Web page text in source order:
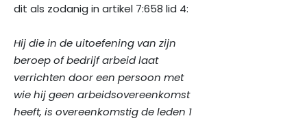
dit als zodanig in artikel 7:658 lid 4:
Hij die in de uitoefening van zijn
beroep of bedrijf arbeid laat
verrichten door een persoon met
wie hij geen arbeidsovereenkomst
heeft, is overeenkomstig de leden 1